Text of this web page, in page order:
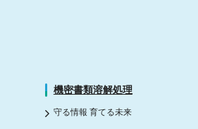
機密書類溶解処理
守る情報 育てる未来